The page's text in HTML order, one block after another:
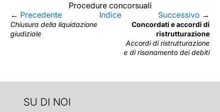
Procedure concorsuali
← Precedente
Chiusura della liquidazione
giudiziale
Indice Successivo →
Concordati e accordi di
ristrutturazione
Accordi di ristrutturazione
e di risanamento dei debiti
SU DI NOI